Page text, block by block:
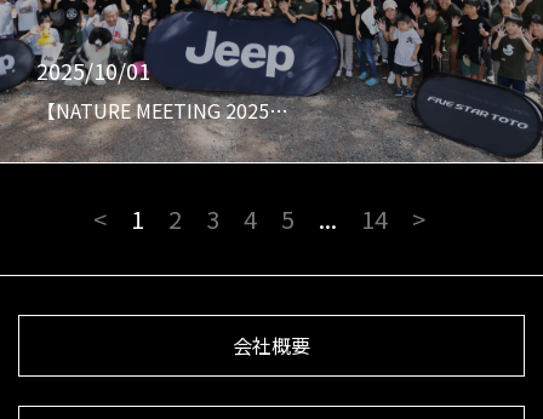
2025/10/01
【NATURE MEETING 2025…
< 1 2 3 4 5 ... 14 >
会社概要